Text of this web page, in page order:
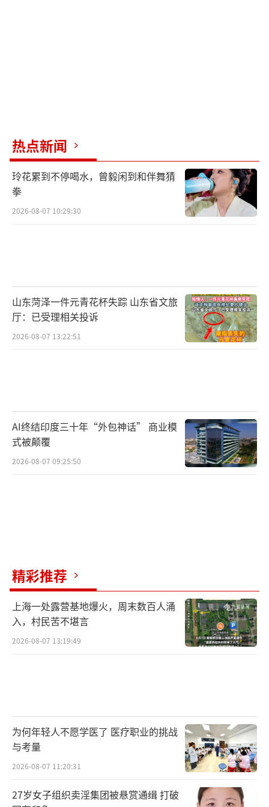
方架空层区域，不得在该区域进行乒乓球活
动。对于邓女士要求拆除更衣室、照明设施等
主张，法院予以驳回。判决后，球友们主动将
球台移到架空层偏僻闲置处，并自行制作了挡
健身娱乐之间的矛盾。通过司法温情与多方配
合，如今球声依旧，却不再打扰住户休息，邻
里关系也重新变得和睦。
（责任编辑：0764）
热点新闻
玲花累到不停喝水，曾毅闲到和伴舞猜
拳
2026-08-07 10:29:30
山东菏泽一件元青花杯失踪 山东省文旅
厅：已受理相关投诉
2026-08-07 13:22:51
AI终结印度三十年“外包神话” 商业模
式被颠覆
2026-08-07 09:25:50
精彩推荐
上海一处露营基地爆火，周末数百人涌
入，村民苦不堪言
2026-08-07 13:19:49
为何年轻人不愿学医了 医疗职业的挑战
与考量
2026-08-07 11:20:31
27岁女子组织卖淫集团被悬赏通缉 打破